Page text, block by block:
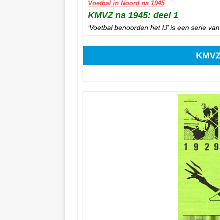
Voetbal in Noord na 1945
KMVZ na 1945: deel 1
‘Voetbal benoorden het IJ’ is een serie